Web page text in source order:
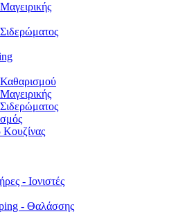
- Ιονιστές
- Θαλάσσης